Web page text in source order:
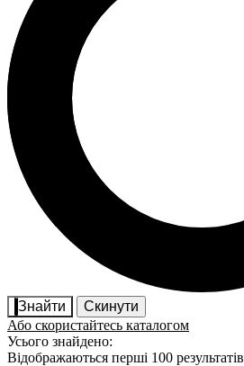
Знайти
Скинути
Або скористайтесь каталогом
Усього знайдено:
Відображаються перші 100 результатів